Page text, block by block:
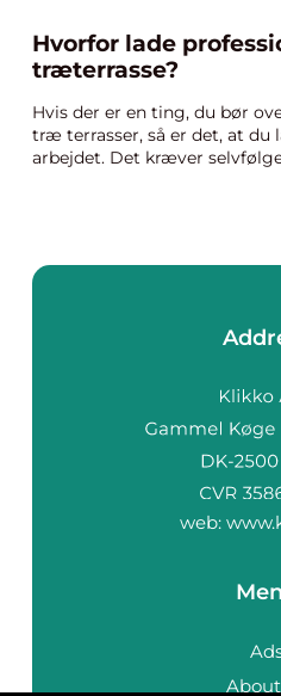
Hvorfor lade
træterrasse?
Hvis der er en ting, du bør
træ terrasser, så er det, at du
arbejdet. Det kræver
web: